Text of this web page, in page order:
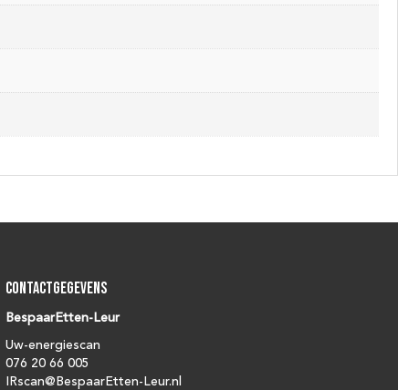
Contactgegevens
BespaarEtten-Leur
Uw-energiescan
076 20 66 005
IRscan@BespaarEtten-Leur.nl